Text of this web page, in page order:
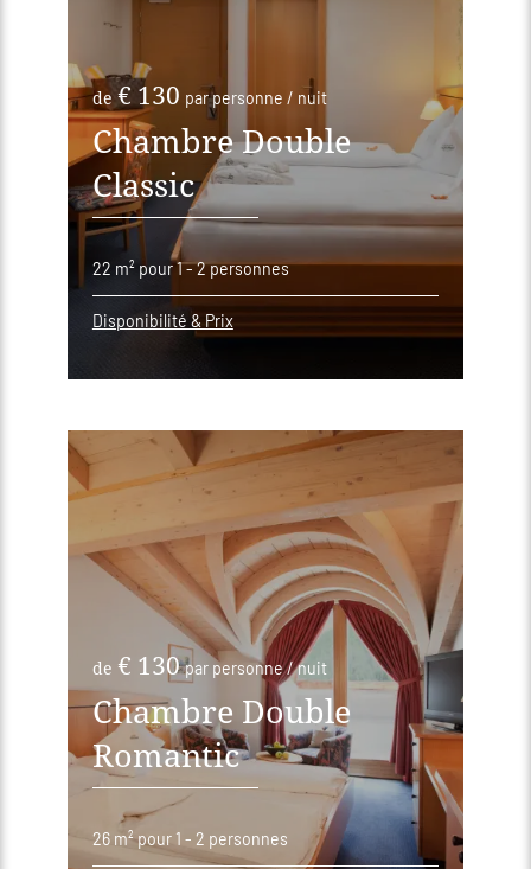
de € 130 par personne / nuit
Chambre Double
Classic
22 m² pour 1 - 2 personnes
Disponibilité & Prix
de € 130 par personne / nuit
Chambre Double
Romantic
26 m²pour 1 - 2 personnes